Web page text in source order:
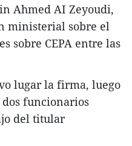
Ahmed AI Zeyoudi,
ministerial sobre el
sobre CEPA entre las
lugar la firma, luego
funcionarios
del titular